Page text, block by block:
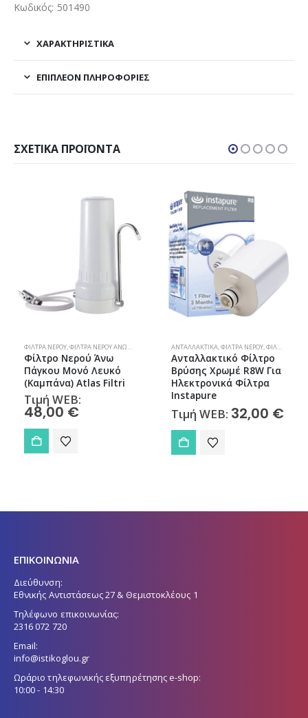
Κωδικός: 501490
ΧΑΡΑΚΤΗΡΙΣΤΙΚΑ
ΕΠΙΠΛΈΟΝ ΠΛΗΡΟΦΟΡΊΕΣ
ΣΧΕΤΙΚΆ ΠΡΟΪΌΝΤΑ
ΑΝΤΑΛΛΑΚΤΙΚΆ,ΦΊΛΤΡΑ ΝΕΡΟΎ,ΦΊΛΤΡΩΝ ΒΡΎΣΗΣ
Ανταλλακτικό Φίλτρο
Βρύσης Χρωμέ R8W Για
Ηλεκτρονικά Φίλτρα
Instapure
Τιμή WEB:
ΦΊΛΤΡΑ ΝΕΡΟΎ,ΦΊΛΤΡΑ ΝΕΡΟΎ ΚΆΤΩ ΠΆΓΚΟΥ
Φίλτρο Νερού Κάτω
Πάγκου Μονό 10” DP-
Λευκό 1/2” MFO SX-BW
Atlas Filtri
Τιμή WEB:
46,00€
Διεύθυνση:
Τηλέφωνο επικοινωνίας:
Email:
Ωράριο τηλεφωνικής εξυπηρέτησης e-shop: